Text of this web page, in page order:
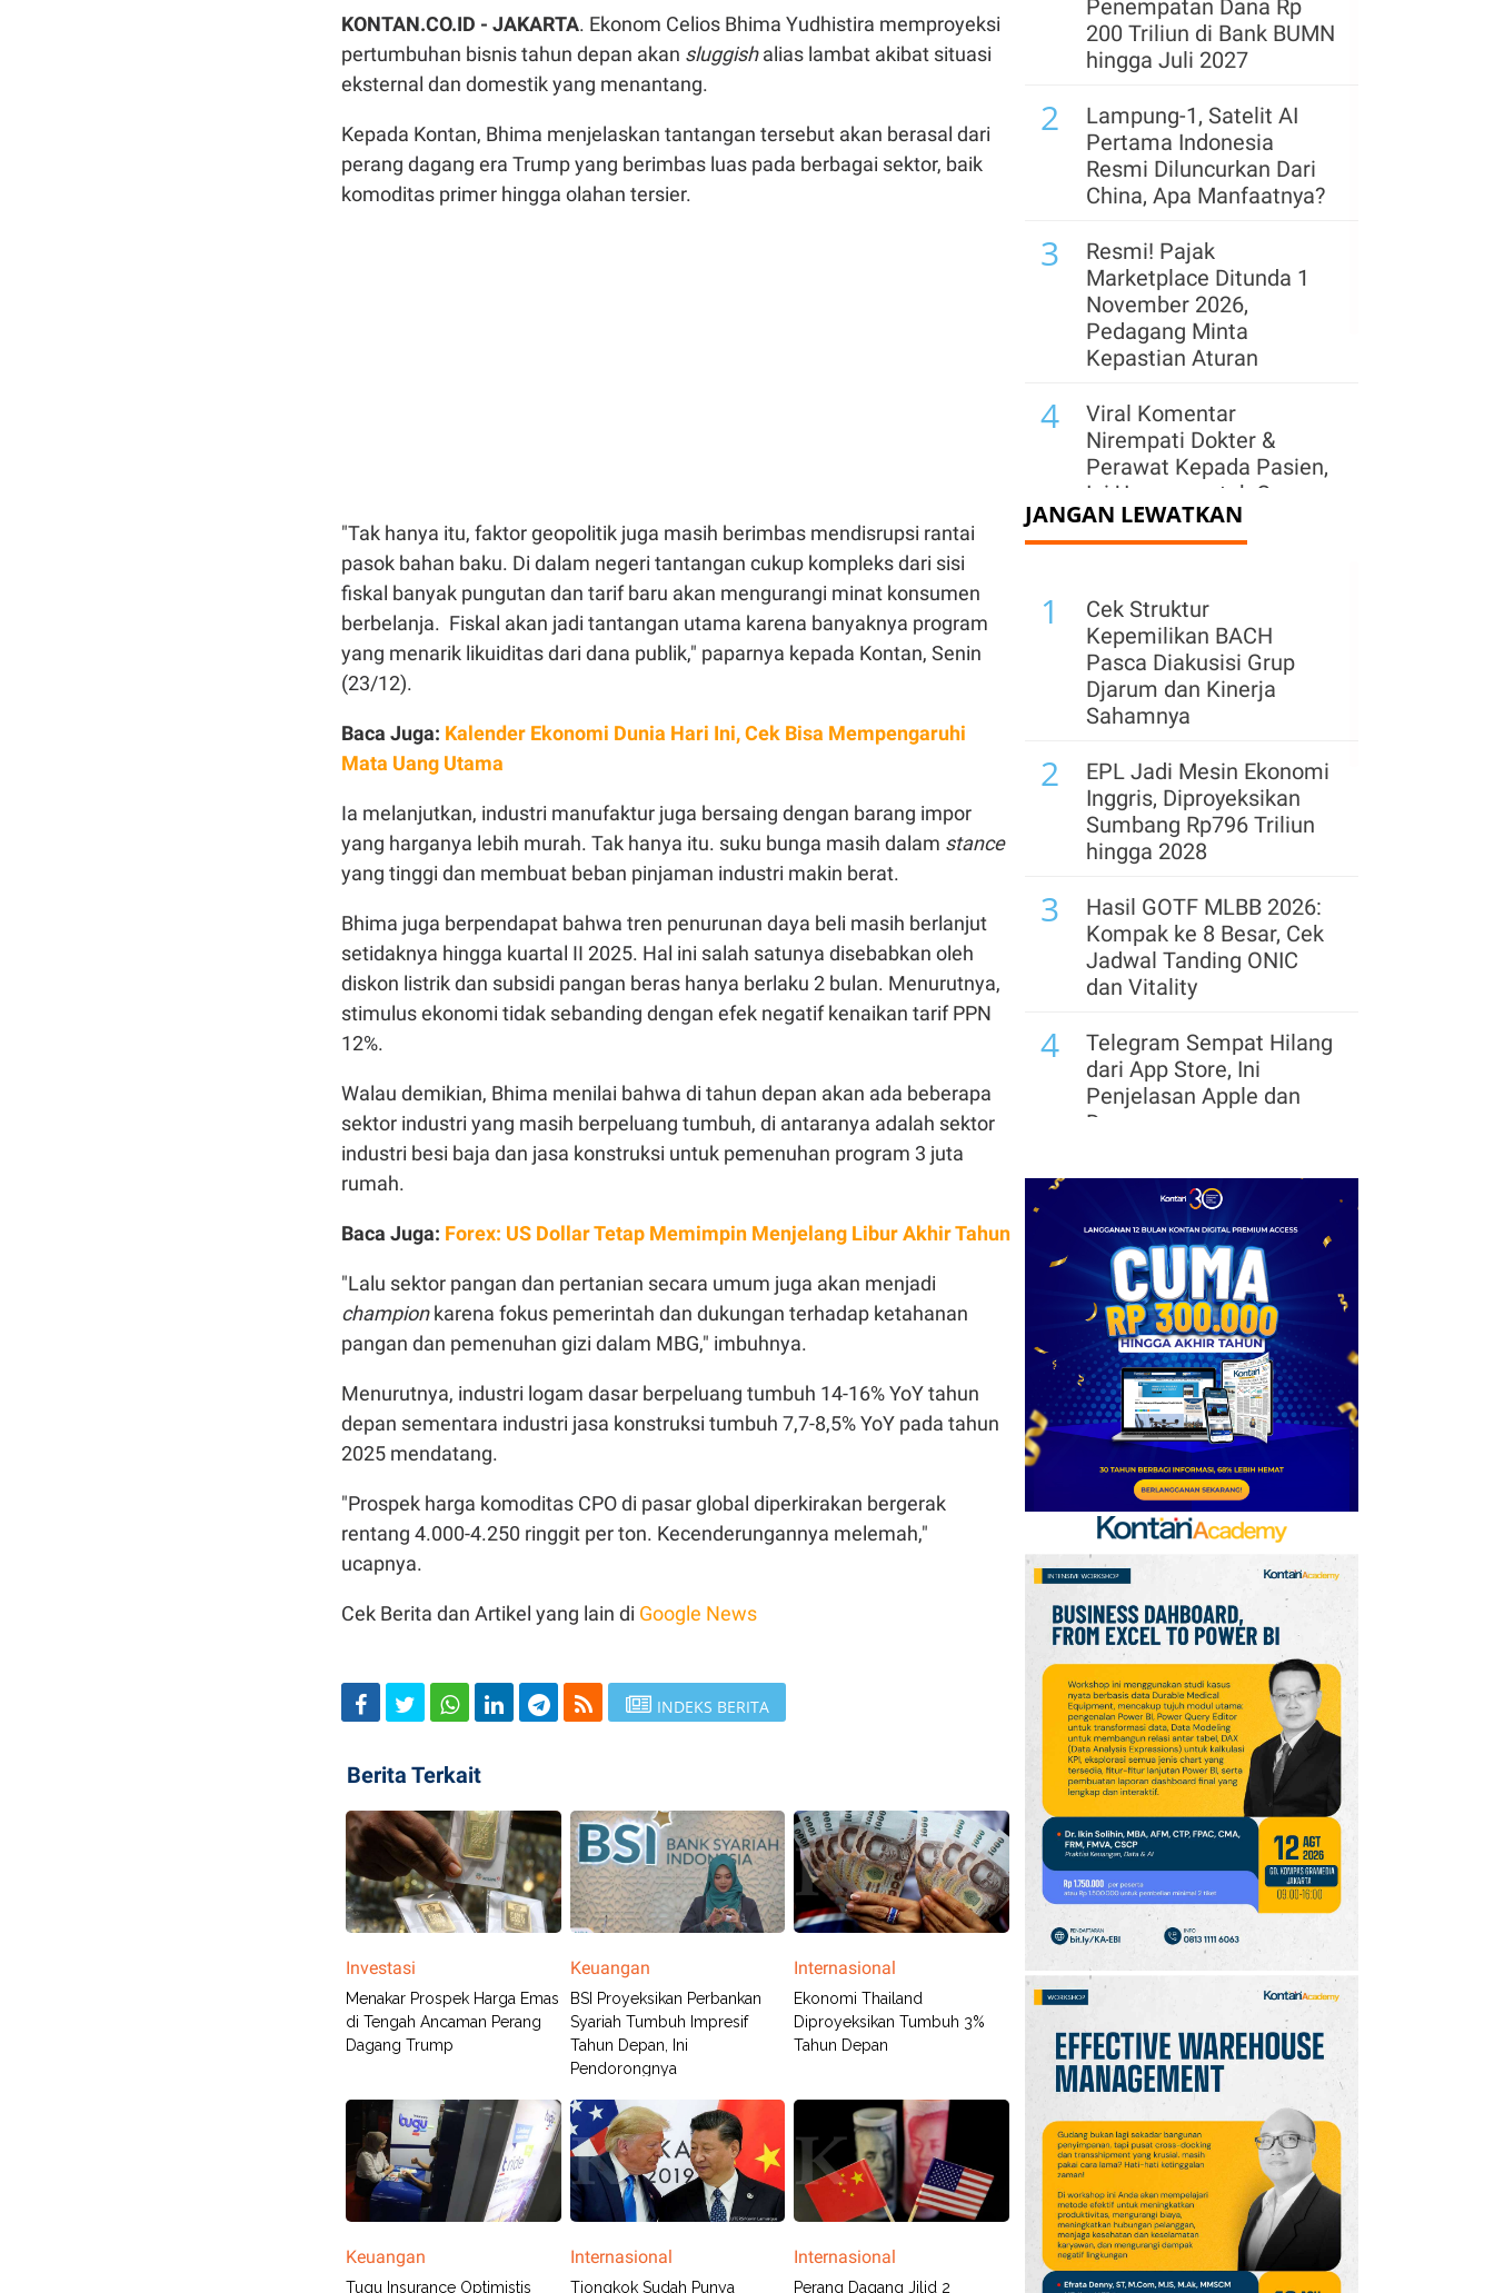
KONTAN.CO.ID - JAKARTA. Ekonom Celios Bhima Yudhistira memproyeksi
pertumbuhan bisnis tahun depan akan sluggishalias lambat akibat situasi
eksternal dan domestik yang menantang.
Kepada Kontan, Bhima menjelaskan tantangan tersebut akan berasal dari
perang dagang era Trump yang berimbas luas pada berbagai sektor, baik
komoditas primer hingga olahan tersier.
"Tak hanya itu, faktor geopolitik juga masih berimbas mendisrupsi rantai
pasok bahan baku. Di dalam negeri tantangan cukup kompleks dari sisi
fiskal banyak pungutan dan tarif baru akan mengurangi minat konsumen
berbelanja. Fiskal akan jadi tantangan utama karena banyaknya program
yang menarik likuiditas dari dana publik," paparnya kepada Kontan, Senin
(23/12).
Baca Juga: Kalender Ekonomi Dunia Hari Ini, Cek Bisa Mempengaruhi
Mata Uang Utama
Ia melanjutkan, industri manufaktur juga bersaing dengan barang impor
yang harganya lebih murah. Tak hanya itu. suku bunga masih dalam stance
yang tinggi dan membuat beban pinjaman industri makin berat.
Bhima juga berpendapat bahwa tren penurunan daya beli masih berlanjut
setidaknya hingga kuartal II 2025. Hal ini salah satunya disebabkan oleh
diskon listrik dan subsidi pangan beras hanya berlaku 2 bulan. Menurutnya,
stimulus ekonomi tidak sebanding dengan efek negatif kenaikan tarif PPN
12%.
Walau demikian, Bhima menilai bahwa di tahun depan akan ada beberapa
sektor industri yang masih berpeluang tumbuh, di antaranya adalah sektor
industri besi baja dan jasa konstruksi untuk pemenuhan program 3 juta
rumah.
Baca Juga: Forex: US Dollar Tetap Memimpin Menjelang Libur Akhir Tahun
"Lalu sektor pangan dan pertanian secara umum juga akan menjadi
championkarena fokus pemerintah dan dukungan terhadap ketahanan
pangan dan pemenuhan gizi dalam MBG," imbuhnya.
Menurutnya, industri logam dasar berpeluang tumbuh 14-16% YoY tahun
depan sementara industri jasa konstruksi tumbuh 7,7-8,5% YoY pada tahun
2025 mendatang.
"Prospek harga komoditas CPO di pasar global diperkirakan bergerak
rentang 4.000-4.250 ringgit per ton. Kecenderungannya melemah,"
ucapnya.
Cek Berita dan Artikel yang lain di Google News
INDEKS BERITA
Berita Terkait
Investasi
Menakar Prospek Harga Emas
di Tengah Ancaman Perang
Dagang Trump
Keuangan
BSI Proyeksikan Perbankan
Syariah Tumbuh Impresif
Tahun Depan, Ini
Pendorongnya
Internasional
Ekonomi Thailand
Diproyeksikan Tumbuh 3%
Tahun Depan
Keuangan
Tugu Insurance Optimistis
Internasional
Tiongkok Sudah Punya
Internasional
Perang Dagang Jilid 2
Penempatan Dana Rp
200 Triliun di Bank BUMN
hingga Juli 2027
2
Lampung-1, Satelit AI
Pertama Indonesia
Resmi Diluncurkan Dari
China, Apa Manfaatnya?
3
Resmi! Pajak
Marketplace Ditunda 1
November 2026,
Pedagang Minta
Kepastian Aturan
4
Viral Komentar
Nirempati Dokter &
Perawat Kepada Pasien,
Ini Ucapan untuk Orang
Sakit
Mesin Pertumbuhan
Ekonomi Berisiko
Kehilangan Tenaga
JANGAN LEWATKAN
1
Cek Struktur
Kepemilikan BACH
Pasca Diakusisi Grup
Djarum dan Kinerja
Sahamnya
2
EPL Jadi Mesin Ekonomi
Inggris, Diproyeksikan
Sumbang Rp796 Triliun
hingga 2028
3
Hasil GOTF MLBB 2026:
Kompak ke 8 Besar, Cek
Jadwal Tanding ONIC
dan Vitality
4
Telegram Sempat Hilang
dari App Store, Ini
Penjelasan Apple dan
Durov
5
Link dan Syarat
Dokumen Pendaftaran
Pandang Istana untuk
Ikut Upacara HUT Ke-81
RI
6
Promo Superindo 6–12
Agustus 2026
Jabodetabek &
Palembang, Diskon
Melon Fujisawa 45%
7
Oppo A7 Pro Max Rilis
dengan Baterai 10.000
mAh, Terbesar
Sepanjang Sejarah Oppo
8
Jadwal Persija vs Arema
FC Perebutan Juara 3
Piala Presiden 2026,
Kick-off Sore Ini
Simak Prakiraan Cuaca
Jawa Barat Kamis (6/8):
Waspada Hujan Ringan
di 3 Wilayah
10 Intip Prakiraan Cuaca
Sumsel Kamis (6/8):
Hujan Ringan
Mendominasi, Siapkan